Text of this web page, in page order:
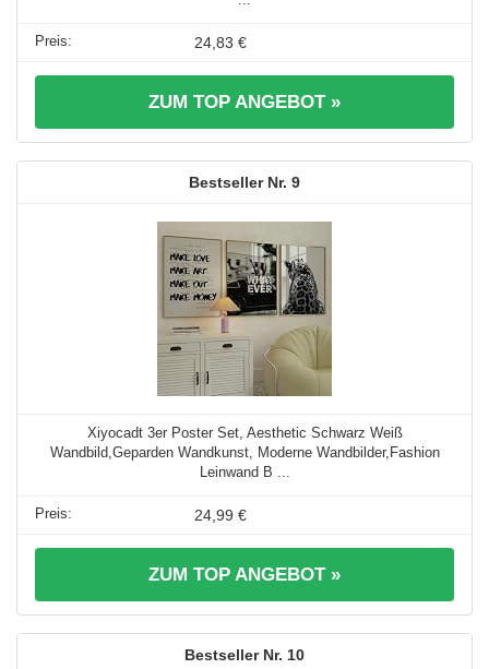
24,83 €
ZUM TOP ANGEBOT »
9
Xiyocadt 3er Poster Set, Aesthetic Schwarz Weiß
Wandbild,Geparden Wandkunst, Moderne Wandbilder,Fashion
Leinwand B ...
24,99 €
ZUM TOP ANGEBOT »
10